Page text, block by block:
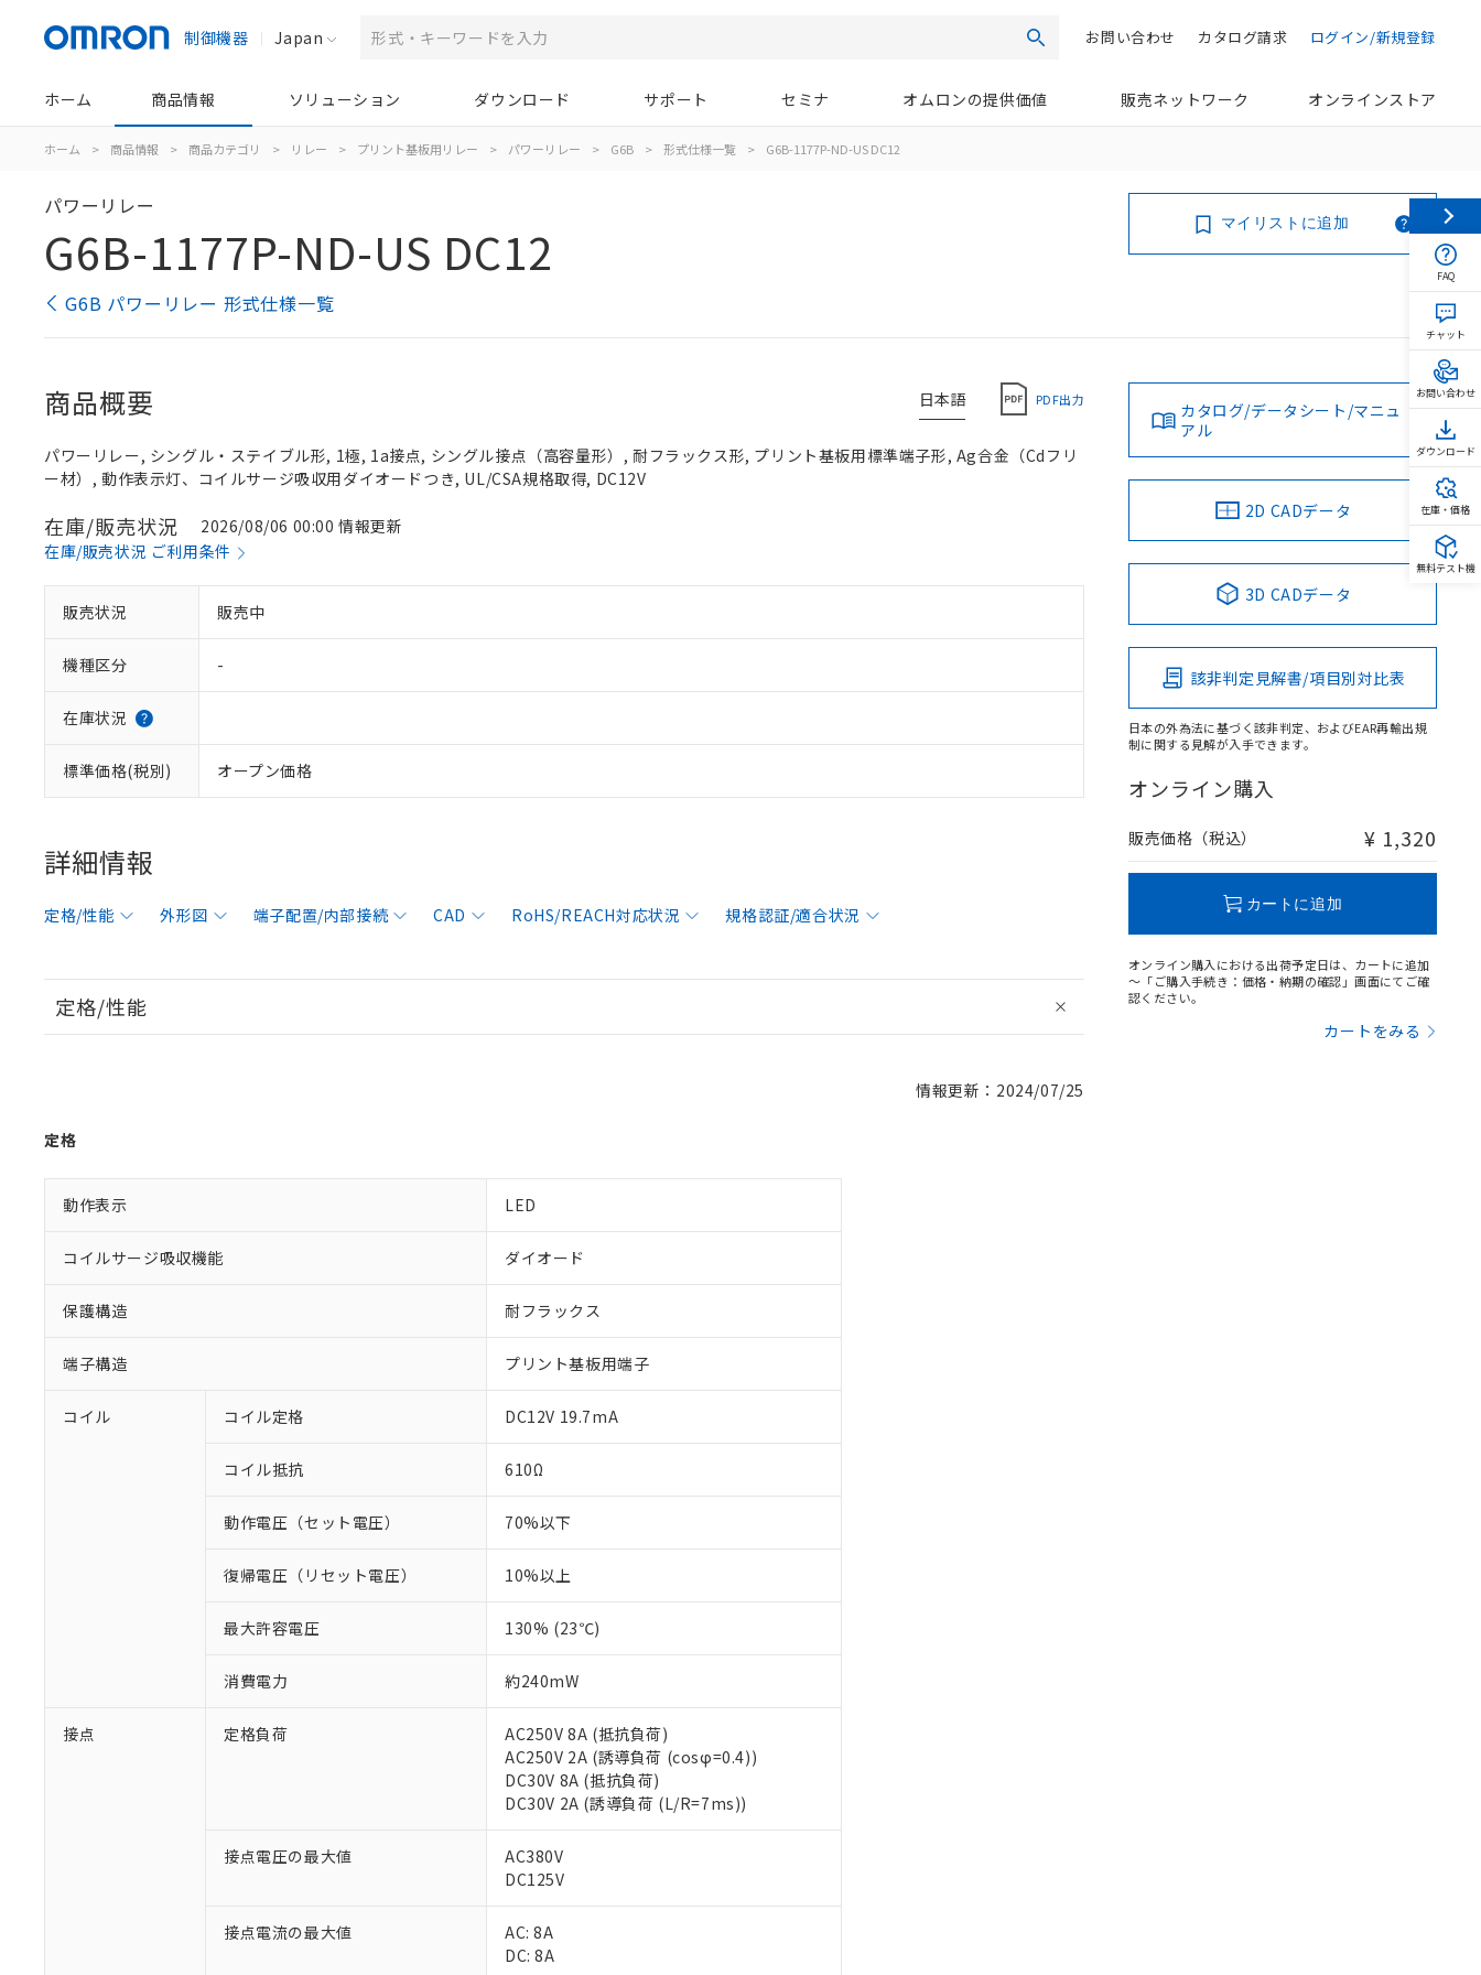
制御機器 Japan 検索 ログイン/新規登録
カタログ請求
お問い合わせ
ホーム 商品情報 ソリューション ダウンロード サポート セミナ オムロンの提供価値 販売ネットワーク オンラインストア
ホーム > 商品情報 > 商品カテゴリ > リレー > プリント基板用リレー > パワーリレー > G6B > 形式仕様一覧 > G6B-1177P-ND-US DC12
パワーリレー
G6B-1177P-ND-US DC12
G6B パワーリレー 形式仕様一覧
マイリストに追加
日本語 PDF出力
商品概要
パワーリレー, シングル・ステイブル形, 1極, 1a接点, シングル接点（高容量形）, 耐フラックス形, プリント基板用標準端子形, Ag合金（Cdフリ
ー材）, 動作表示灯、コイルサージ吸収用ダイオードつき, UL/CSA規格取得, DC12V
在庫/販売状況
2026/08/06 00:00 情報更新
在庫/販売状況 ご利用条件
販売状況 販売中
機種区分 -
在庫状況
標準価格(税別) オープン価格
詳細情報
定格/性能 外形図 端子配置/内部接続 CAD RoHS/REACH対応状況 規格認証/適合状況
定格/性能
情報更新：2024/07/25
定格
動作表示 LED
コイルサージ吸収機能 ダイオード
保護構造 耐フラックス
端子構造 プリント基板用端子
コイル コイル定格 DC12V 19.7mA
コイル抵抗 610Ω
動作電圧（セット電圧） 70%以下
復帰電圧（リセット電圧） 10%以上
最大許容電圧 130% (23℃)
消費電力 約240mW
接点 定格負荷
AC250V 8A (抵抗負荷)
AC250V 2A (誘導負荷 (cosφ=0.4))
DC30V 8A (抵抗負荷)
DC30V 2A (誘導負荷 (L/R=7ms))
接点電圧の最大値
AC380V
DC125V
接点電流の最大値
AC: 8A
DC: 8A
カタログ/データシート/マニュ
アル
2D CADデータ
3D CADデータ
該非判定見解書/項目別対比表
日本の外為法に基づく該非判定、およびEAR再輸出規
制に関する見解が入手できます。
オンライン購入
販売価格（税込） ¥ 1,320
カートに追加
オンライン購入における出荷予定日は、カートに追加
～「ご購入手続き：価格・納期の確認」画面にてご確
認ください。
カートをみる
対応済み：EU RoHS指令（10物質）の非含有に対応した製品が提供可能な商品です。
対応予定：EU RoHS指令（10物質）の非含有に対応した製品に切り替える予定のある商品です。
対応予定なし：EU RoHS指令（10物質）の非含有に非対応の商品で、対応品を出す予定はありません。
調査・確認中：EU RoHS指令（10物質）の非含有の対応状況を調査中または確認中の商品です。
非該当品：ライセンス料など無形物で、有害物質有無と関係のない商品です。
FAQ
チャット
お問い合わせ
ダウンロード
在庫・価格
無料テスト機